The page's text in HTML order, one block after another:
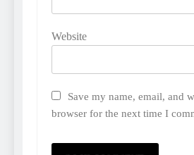
Website
Save my name, email, and
browser for the next time I